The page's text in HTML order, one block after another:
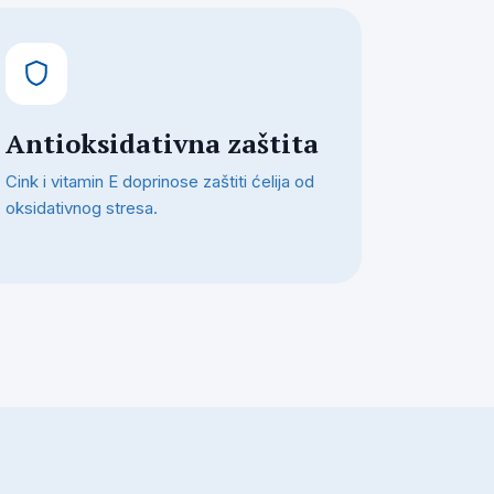
Antioksidativna zaštita
Cink i vitamin E doprinose zaštiti ćelija od
oksidativnog stresa.